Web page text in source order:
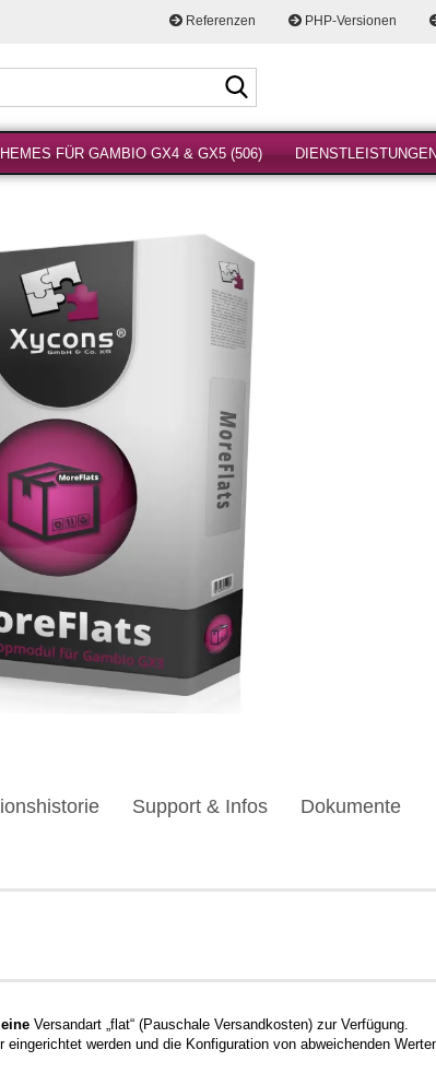
Referenzen PHP-Versionen
FÜR GAMBIO GX4 & GX5 (506)
Support & Infos Dokumente
eine Versandart „flat“ (Pauschale Versandkosten) zur Verfügung.
eingerichtet werden und die Konfiguration von abweichenden